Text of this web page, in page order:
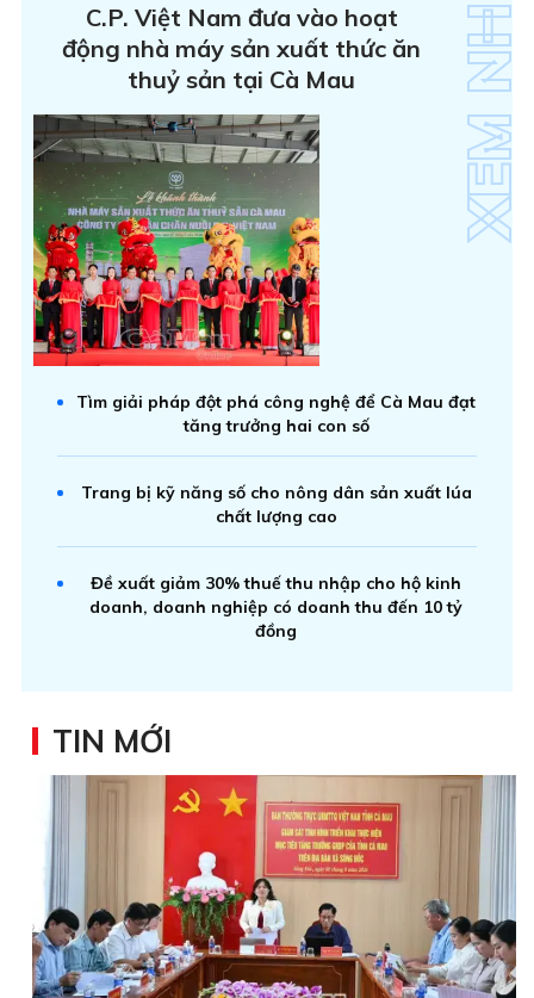
C.P. Việt Nam đưa vào hoạt
động nhà máy sản xuất thức ăn
thuỷ sản tại Cà Mau
Tìm giải pháp đột phá công nghệ để Cà Mau đạt
tăng trưởng hai con số
Trang bị kỹ năng số cho nông dân sản xuất lúa
chất lượng cao
Đề xuất giảm 30% thuế thu nhập cho hộ kinh
doanh, doanh nghiệp có doanh thu đến 10 tỷ
đồng
TIN MỚI